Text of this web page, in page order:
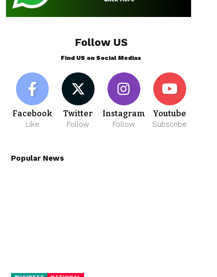
Follow US
Find US on Social Medias
Facebook
Like
Twitter
Follow
Instagram
Follow
Youtube
Subscribe
Popular News